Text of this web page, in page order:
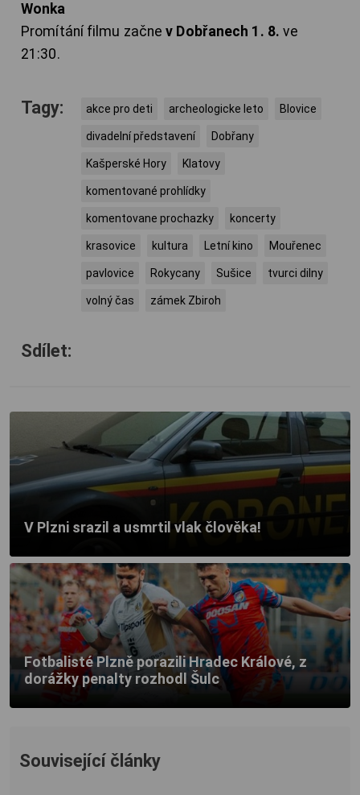
Wonka
Promítání filmu začnev Dobřanech 1. 8. ve
21:30.
Tagy: akce pro deti archeologicke leto Blovice
divadelní představení Dobřany
Kašperské Hory Klatovy
komentované prohlídky
komentovane prochazky koncerty
krasovice kultura Letní kino Mouřenec
pavlovice Rokycany Sušice tvurci dilny
volný čas zámek Zbiroh
Sdílet:
V Plzni srazil a usmrtil vlak člověka!
Fotbalisté Plzně porazili Hradec Králové, z
dorážky penalty rozhodl Šulc
Související články